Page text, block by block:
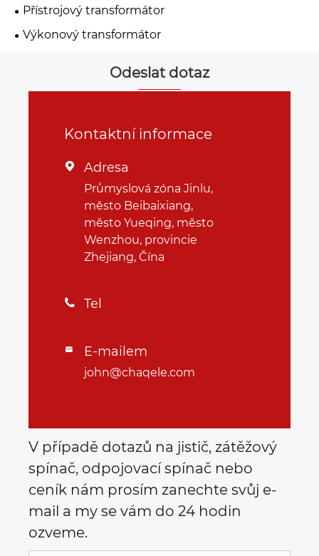
Přístrojový transformátor
Výkonový transformátor
Odeslat dotaz
Kontaktní informace
 Adresa
Průmyslová zóna Jinlu,
město Beibaixiang,
město Yueqing, město
Wenzhou, provincie
Zhejiang, Čína
 Tel
 E-mailem
john@chaqele.com
V případě dotazů na jistič, zátěžový
spínač, odpojovací spínač nebo
ceník nám prosím zanechte svůj e-
mail a my se vám do 24 hodin
ozveme.